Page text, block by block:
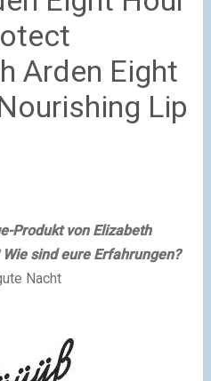
Arden Eight
Lip
Produkt von Elizabeth
sind eure Erfahrungen?
Nacht